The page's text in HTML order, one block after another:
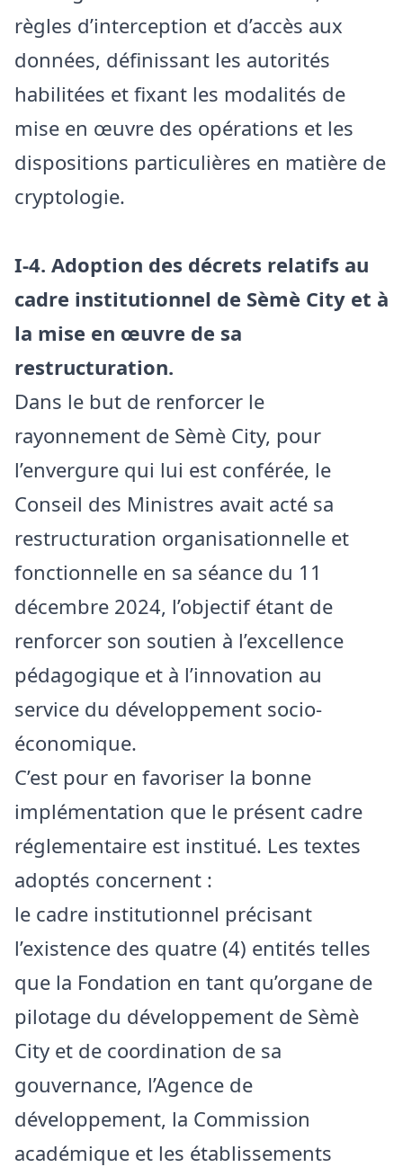
règles d’interception et d’accès aux
données, définissant les autorités
habilitées et fixant les modalités de
mise en œuvre des opérations et les
dispositions particulières en matière de
cryptologie.
I-4. Adoption des décrets relatifs au
cadre institutionnel de Sèmè City et à
la mise en œuvre de sa
restructuration.
Dans le but de renforcer le
rayonnement de Sèmè City, pour
l’envergure qui lui est conférée, le
Conseil des Ministres avait acté sa
restructuration organisationnelle et
fonctionnelle en sa séance du 11
décembre 2024, l’objectif étant de
renforcer son soutien à l’excellence
pédagogique et à l’innovation au
service du développement socio-
économique.
C’est pour en favoriser la bonne
implémentation que le présent cadre
réglementaire est institué. Les textes
adoptés concernent :
le cadre institutionnel précisant
l’existence des quatre (4) entités telles
que la Fondation en tant qu’organe de
pilotage du développement de Sèmè
City et de coordination de sa
gouvernance, l’Agence de
développement, la Commission
académique et les établissements